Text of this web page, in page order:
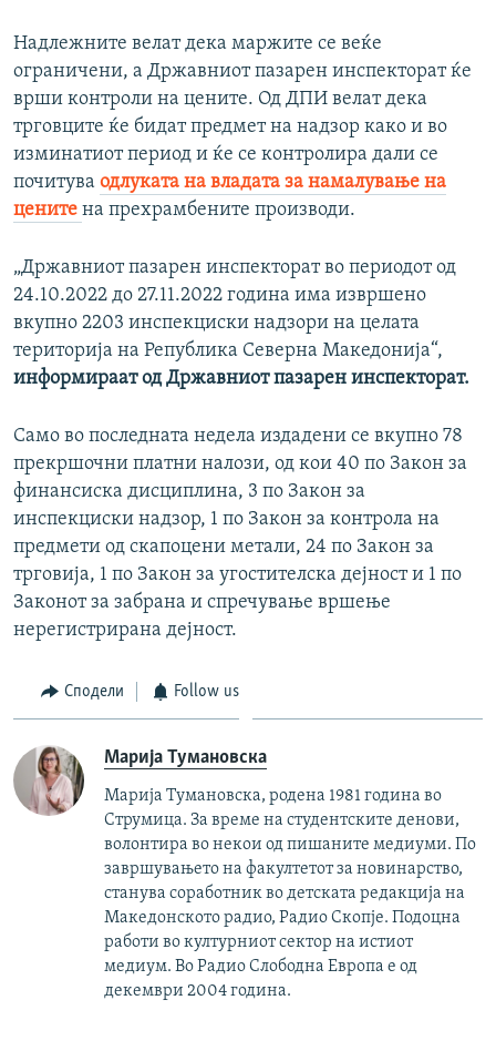
Надлежните велат дека маржите се веќе
ограничени, а Државниот пазарен инспекторат ќе
врши контроли на цените. Од ДПИ велат дека
трговците ќе бидат предмет на надзор како и во
изминатиот период и ќе се контролира дали се
почитува одлуката на владата за намалување на
цените на прехрамбените производи.
„Државниот пазарен инспекторат во периодот од
24.10.2022 до 27.11.2022 година има извршено
вкупно 2203 инспекциски надзори на целата
територија на Република Северна Македонија“,
информираат од Државниот пазарен инспекторат.
Само во последната недела издадени се вкупно 78
прекршочни платни налози, од кои 40 по Закон за
финансиска дисциплина, 3 по Закон за
инспекциски надзор, 1 по Закон за контрола на
предмети од скапоцени метали, 24 по Закон за
трговија, 1 по Закон за угостителска дејност и 1 по
Законот за забрана и спречување вршење
нерегистрирана дејност.
Сподели Follow us
Марија Тумановска
Марија Тумановска, родена 1981 година во
Струмица. За време на студентските денови,
волонтира во некои од пишаните медиуми. По
завршувањето на факултетот за новинарство,
станува соработник во детската редакција на
Македонското радио, Радио Скопје. Подоцна
работи во културниот сектор на истиот
медиум. Во Радио Слободна Европа е од
декември 2004 година.